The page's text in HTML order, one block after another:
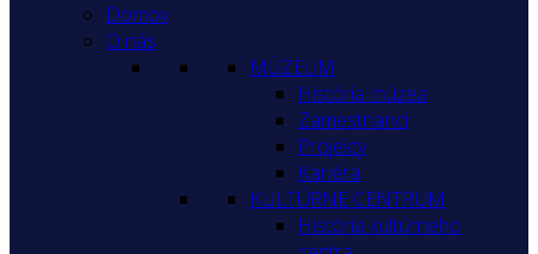
Domov
O nás
MÚZEUM
História múzea
Zamestnanci
Projekty
Kariéra
KULTÚRNE CENTRUM
História kultúrneho